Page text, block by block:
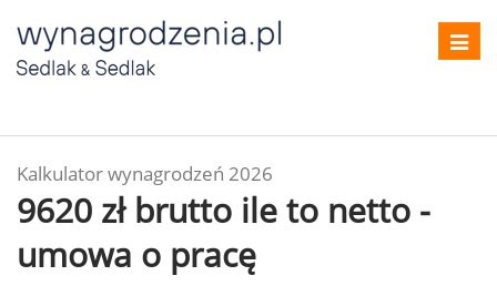
Kalkulator wynagrodzeń 2026
9620 zł brutto ile to netto -
umowa o pracę